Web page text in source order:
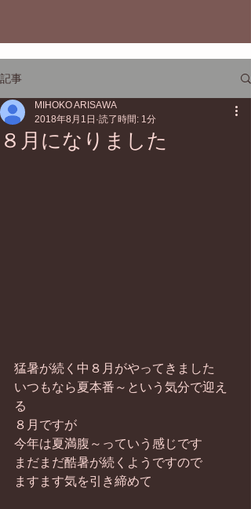
記事
８月になりました
MIHOKO ARISAWA
2018年8月1日 読了時間: 1分
猛暑が続く中８月がやってきました
いつもなら夏本番～という気分で迎え
る
８月ですが
今年は夏満腹～っていう感じです
まだまだ酷暑が続くようですので
ますます気を引き締めて